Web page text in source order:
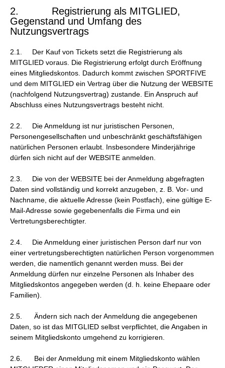
2. Registrierung als MITGLIED,
Gegenstand und Umfang des
Nutzungsvertrags
2.1. Der Kauf von Tickets setzt die Registrierung als
MITGLIED voraus. Die Registrierung erfolgt durch Eröffnung
eines Mitgliedskontos. Dadurch kommt zwischen SPORTFIVE
und dem MITGLIED ein Vertrag über die Nutzung der WEBSITE
(nachfolgend Nutzungsvertrag) zustande. Ein Anspruch auf
Abschluss eines Nutzungsvertrags besteht nicht.
2.2. Die Anmeldung ist nur juristischen Personen,
Personengesellschaften und unbeschränkt geschäftsfähigen
natürlichen Personen erlaubt. Insbesondere Minderjährige
dürfen sich nicht auf der WEBSITE anmelden.
2.3. Die von der WEBSITE bei der Anmeldung abgefragten
Daten sind vollständig und korrekt anzugeben, z. B. Vor- und
Nachname, die aktuelle Adresse (kein Postfach), eine gültige E-
Mail-Adresse sowie gegebenenfalls die Firma und ein
Vertretungsberechtigter.
2.4. Die Anmeldung einer juristischen Person darf nur von
einer vertretungsberechtigten natürlichen Person vorgenommen
werden, die namentlich genannt werden muss. Bei der
Anmeldung dürfen nur einzelne Personen als Inhaber des
Mitgliedskontos angegeben werden (d. h. keine Ehepaare oder
Familien).
2.5. Ändern sich nach der Anmeldung die angegebenen
Daten, so ist das MITGLIED selbst verpflichtet, die Angaben in
seinem Mitgliedskonto umgehend zu korrigieren.
2.6. Bei der Anmeldung mit einem Mitgliedskonto wählen